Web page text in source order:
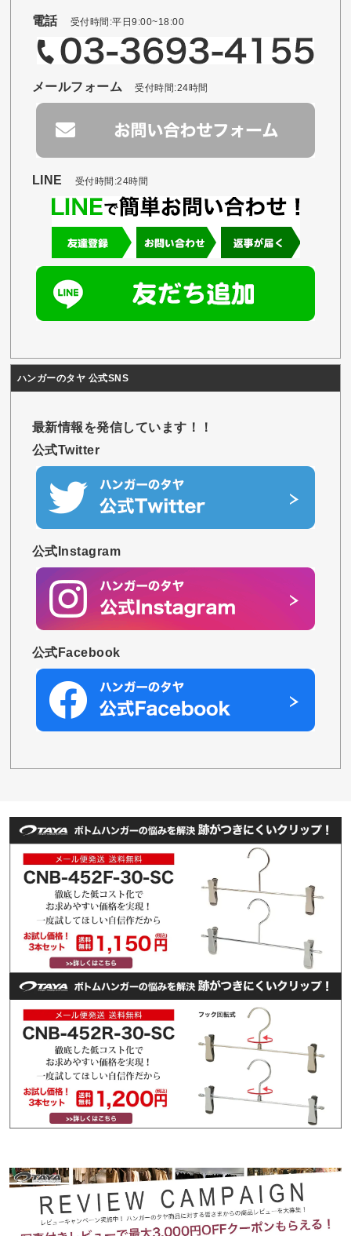
電話 受付時間:平日9:00~18:00
メールフォーム 受付時間:24時間
LINE 受付時間:24時間
ハンガーのタヤ 公式SNS
最新情報を発信しています！！
公式Twitter
公式Instagram
公式Facebook